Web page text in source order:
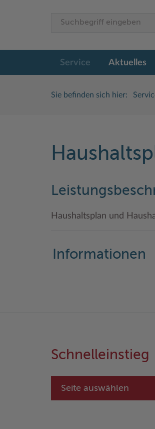
Service Aktuelles
Sie befinden sich hier:
Haushaltsplan und
Informationen
Schnelleinstieg
Seite auswählen